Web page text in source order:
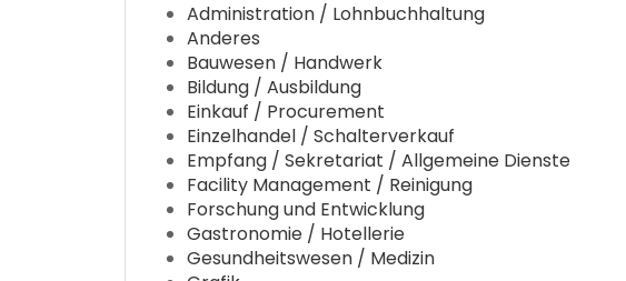
Administration / Lohnbuchhaltung
Anderes
Bauwesen / Handwerk
Bildung / Ausbildung
Einkauf / Procurement
Einzelhandel / Schalterverkauf
Empfang / Sekretariat / Allgemeine Dienste
Facility Management / Reinigung
Forschung und Entwicklung
Gastronomie / Hotellerie
Gesundheitswesen / Medizin